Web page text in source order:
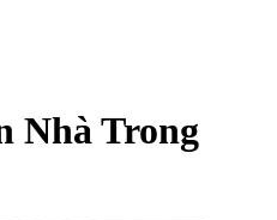
Nhà Trong